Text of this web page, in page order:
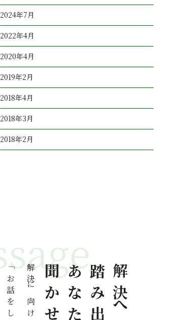
2024年7月
2022年4月
2020年4月
2019年2月
2018年4月
2018年3月
2018年2月